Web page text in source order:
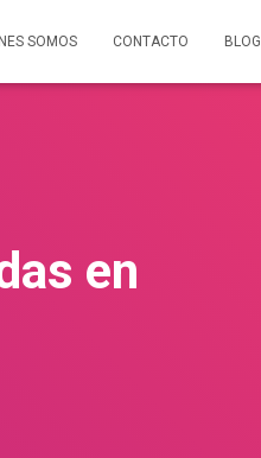
SOMOS CONTACTO BLOG
en